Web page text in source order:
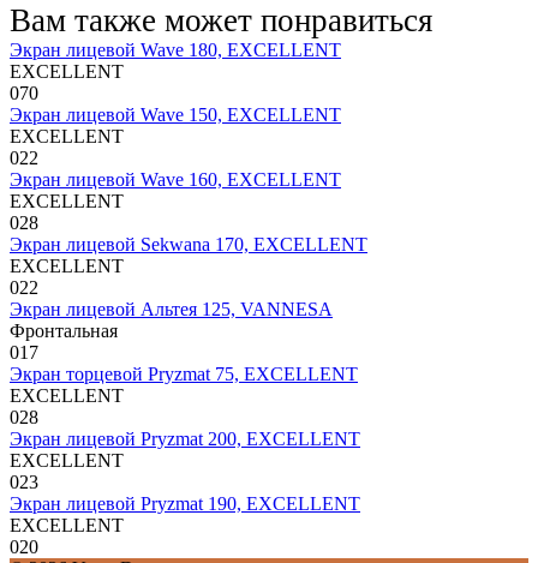
Вам также может понравиться
Экран лицевой Wave 180, EXCELLENT
EXCELLENT
070
Экран лицевой Wave 150, EXCELLENT
EXCELLENT
022
Экран лицевой Wave 160, EXCELLENT
EXCELLENT
028
Экран лицевой Sekwana 170, EXCELLENT
EXCELLENT
022
Экран лицевой Альтея 125, VANNESA
Фронтальная
017
Экран торцевой Pryzmat 75, EXCELLENT
EXCELLENT
028
Экран лицевой Pryzmat 200, EXCELLENT
EXCELLENT
023
Экран лицевой Pryzmat 190, EXCELLENT
EXCELLENT
020